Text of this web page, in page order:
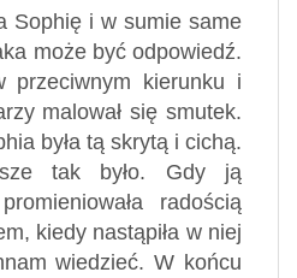
Sophię i w sumie same
może być odpowiedź.
przeciwnym kierunku i
malował się smutek.
była tą skrytą i cichą.
tak było. Gdy ją
radością
kiedy nastąpiła w niej
wiedzieć. W końcu